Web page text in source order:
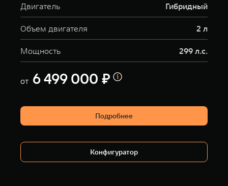
Двигатель Гибридный
Объем двигателя 2 л
Мощность 299 л.с.
от 6 499 000 ₽
Подробнее
Конфигуратор